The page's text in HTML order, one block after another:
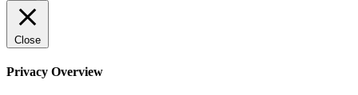
Close
Privacy Overview